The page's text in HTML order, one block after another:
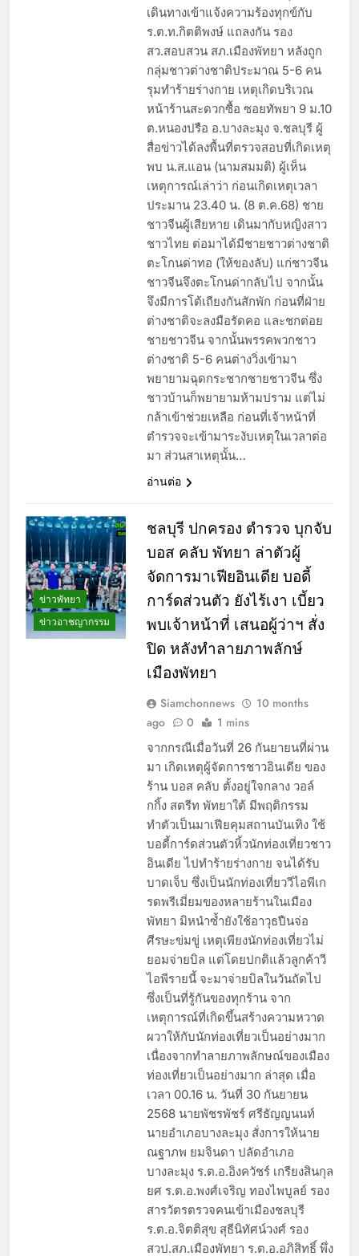
เดินทางเข้าแจ้งความร้องทุกข์กับ
ร.ต.ท.กิตติพงษ์ แถลงกัน รอง
สว.สอบสวน สภ.เมืองพัทยา หลังถูก
กลุ่มชาวต่างชาติประมาณ 5-6 คน
รุมทำร้ายร่างกาย เหตุเกิดบริเวณ
หน้าร้านสะดวกซื้อ ซอยทัพยา 9 ม.10
ต.หนองปรือ อ.บางละมุง จ.ชลบุรี ผู้
สื่อข่าวได้ลงพื้นที่ตรวจสอบที่เกิดเหตุ
พบ น.ส.แอน (นามสมมติ) ผู้เห็น
เหตุการณ์เล่าว่า ก่อนเกิดเหตุเวลา
ประมาน 23.40 น. (8 ต.ค.68) ชาย
ชาวจีนผู้เสียหาย เดินมากับหญิงสาว
ชาวไทย ต่อมาได้มีชายชาวต่างชาติ
ตะโกนด่าทอ (ให้ของลับ) แก่ชาวจีน
ชาวจีนจึงตะโกนด่ากลับไป จากนั้น
จึงมีการโต้เถียงกันสักพัก ก่อนที่ฝ่าย
ต่างชาติจะลงมือรัดคอ และชกต่อย
ชายชาวจีน จากนั้นพรรคพวกชาว
ต่างชาติ 5-6 คนต่างวิ่งเข้ามา
พยายามฉุดกระชากชายชาวจีน ซึ่ง
ชาวบ้านก็พยายามห้ามปราม แต่ไม่
กล้าเข้าช่วยเหลือ ก่อนที่เจ้าหน้าที่
ตำรวจจะเข้ามาระงับเหตุในเวลาต่อ
มา ส่วนสาเหตุนั้น…
อ่านต่อ
ข่าวพัทยา
ข่าวอาชญากรรม
ชลบุรี ปกครอง ตำรวจ บุกจับ
บอส คลับ พัทยา ล่าตัวผู้
จัดการมาเฟียอินเดีย บอดี้
การ์ดส่วนตัว ยังไร้เงา เบี้ยว
พบเจ้าหน้าที่ เสนอผู้ว่าฯ สั่ง
ปิด หลังทำลายภาพลักษ์
เมืองพัทยา
Siamchonnews
10 months
ago
0 1 mins
จากกรณีเมื่อวันที่ 26 กันยายนที่ผ่าน
มา เกิดเหตุผู้จัดการชาวอินเดีย ของ
ร้าน บอส คลับ ตั้งอยู่ใจกลาง วอล์
กกิ้ง สตรีท พัทยาใต้ มีพฤติกรรม
ทำตัวเป็นมาเฟียคุมสถานบันเทิง ใช้
บอดี้การ์ดส่วนตัวหิ้วนักท่องเที่ยวชาว
อินเดีย ไปทำร้ายร่างกาย จนได้รับ
บาดเจ็บ ซึ่งเป็นนักท่องเที่ยววีไอพีเก
รดพรีเมี่ยมของหลายร้านในเมือง
พัทยา มิหนำซ้ำยังใช้อาวุธปืนจ่อ
ศีรษะข่มขู่ เหตุเพียงนักท่องเที่ยวไม่
ยอมจ่ายบิล แต่โดยปกติแล้วลูกค้าวี
ไอพีรายนี้ จะมาจ่ายบิลในวันถัดไป
ซึ่งเป็นที่รู้กันของทุกร้าน จาก
เหตุการณ์ที่เกิดขึ้นสร้างความหวาด
ผวาให้กับนักท่องเที่ยวเป็นอย่างมาก
เนื่องจากทำลายภาพลักษณ์ของเมือง
ท่องเที่ยวเป็นอย่างมาก ล่าสุด เมื่อ
เวลา 00.16 น. วันที่ 30 กันยายน
2568 นายพัชรพัชร์ ศรีธัญญนนท์
นายอำเภอบางละมุง สั่งการให้นาย
ณฐาภพ ยมจินดา ปลัดอำเภอ
บางละมุง ร.ต.อ.อิงควัชร์ เกรียงสินกุล
ยศ ร.ต.อ.พงศ์เจริญ ทองไพบูลย์ รอง
สารวัตรตรวจคนเข้าเมืองชลบุรี
ร.ต.อ.จิตติสุข สุธีนิทัศน์วงศ์ รอง
สวป.สภ.เมืองพัทยา ร.ต.อ.อภิสิทธิ์ พึ่ง